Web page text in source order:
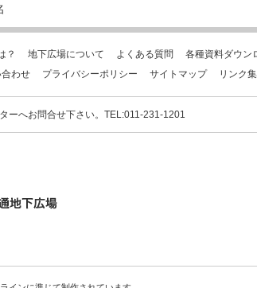
？ 地下広場について よくある質問 各種資料ダウン
わせ プライバシーポリシー サイトマップ リンク集
ーへお問合せ下さい。TEL:011-231-1201